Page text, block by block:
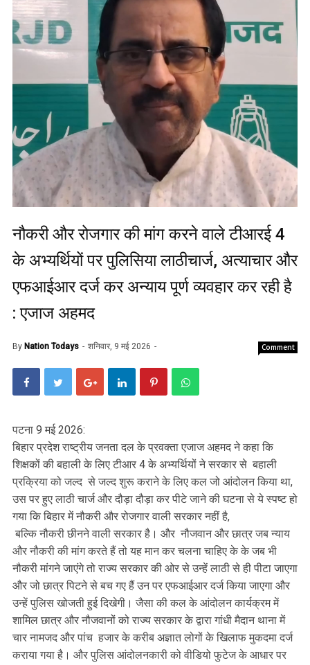
नौकरी और रोजगार की मांग करने वाले टीआरई 4
के अभ्यर्थियों पर पुलिसिया लाठीचार्ज, अत्याचार और
एफआईआर दर्ज कर अन्याय पूर्ण व्यवहार कर रही है
: एजाज अहमद
By Nation Todays शनिवार, 9 मई 2026 Comment
पटना 9 मई 2026:
बिहार प्रदेश राष्ट्रीय जनता दल के प्रवक्ता एजाज अहमद ने कहा कि
शिक्षकों की बहाली के लिए टीआर 4 के अभ्यर्थियों ने सरकार से बहाली
प्रक्रिया को जल्द से जल्द शुरू कराने के लिए कल जो आंदोलन किया था,
उस पर हुए लाठी चार्ज और दौड़ा दौड़ा कर पीटे जाने की घटना से ये स्पष्ट हो
गया कि बिहार में नौकरी और रोजगार वाली सरकार नहीं है,
बल्कि नौकरी छीनने वाली सरकार है। और नौजवान और छात्र जब न्याय
और नौकरी की मांग करते हैं तो यह मान कर चलना चाहिए के के जब भी
नौकरी मांगने जाएंगे तो राज्य सरकार की ओर से उन्हें लाठी से ही पीटा जाएगा
और जो छात्र पिटने से बच गए हैं उन पर एफआईआर दर्ज किया जाएगा और
उन्हें पुलिस खोजती हुई दिखेगी। जैसा की कल के आंदोलन कार्यक्रम में
शामिल छात्र और नौजवानों को राज्य सरकार के द्वारा गांधी मैदान थाना में
चार नामजद और पांच हजार के करीब अज्ञात लोगों के खिलाफ मुकदमा दर्ज
कराया गया है। और पुलिस आंदोलनकारी को वीडियो फुटेज के आधार पर